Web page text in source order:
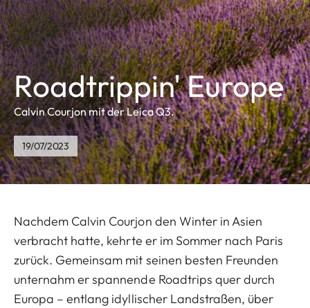
Roadtrippin' Europe
Calvin Courjon mit der Leica Q3.
19/07/2023
Nachdem Calvin Courjon den Winter in Asien
verbracht hatte, kehrte er im Sommer nach Paris
zurück. Gemeinsam mit seinen besten Freunden
unternahm er spannende Roadtrips quer durch
Europa – entlang idyllischer Landstraßen, über